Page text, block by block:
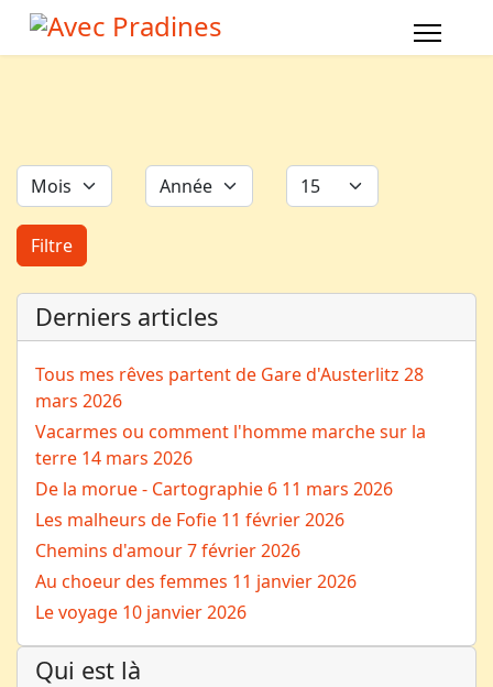
Filtres
Mois Année Afficher #
Filtre
Derniers articles
Tous mes rêves partent de Gare d'Austerlitz 28
mars 2026
Vacarmes ou comment l'homme marche sur la
terre 14 mars 2026
De la morue - Cartographie 6 11 mars 2026
Les malheurs de Fofie 11 février 2026
Chemins d'amour7 février 2026
Au choeur des femmes 11 janvier 2026
Le voyage 10 janvier 2026
Qui est là